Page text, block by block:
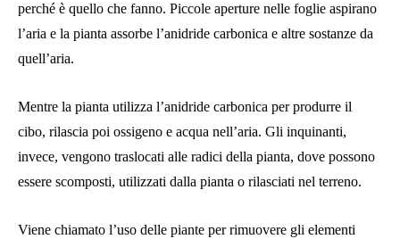
perché è quello che fanno. Piccole aperture nelle foglie aspirano
l’aria e la pianta assorbe l’anidride carbonica e altre sostanze da
quell’aria.
Mentre la pianta utilizza l’anidride carbonica per produrre il
cibo, rilascia poi ossigeno e acqua nell’aria. Gli inquinanti,
invece, vengono traslocati alle radici della pianta, dove possono
essere scomposti, utilizzati dalla pianta o rilasciati nel terreno.
Viene chiamato l’uso delle piante per rimuovere gli elementi